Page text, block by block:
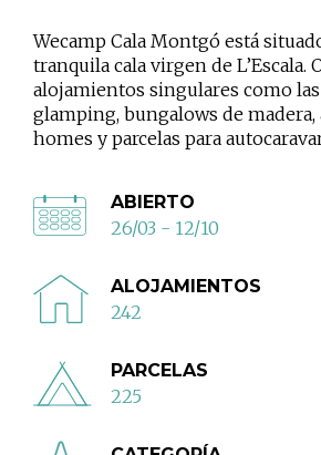
Wecamp Cala Montgó está
tranquila cala virgen de L’Escala.
alojamientos singulares como
glamping, bungalows de
homes y parcelas para
ABIERTO
26/03 - 12/10
ALOJAMIENTOS
242
PARCELAS
225